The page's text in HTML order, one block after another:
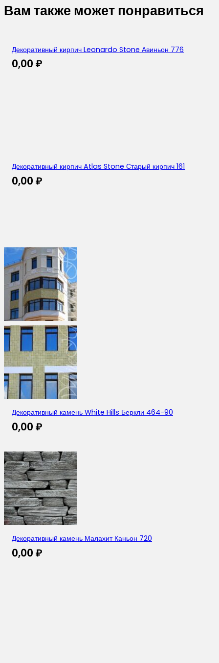
Вам также может понравиться
Декоративный кирпич Leonardo Stone Авиньон 776
0,00 ₽
Декоративный кирпич Atlas Stone Старый кирпич 161
0,00 ₽
Декоративный камень White Hills Беркли 464-90
0,00 ₽
Декоративный камень Малахит Каньон 720
0,00 ₽